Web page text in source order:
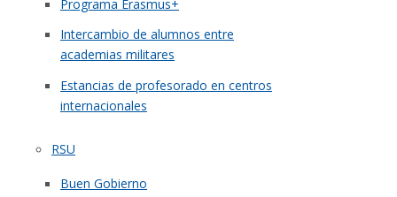
Programa Erasmus+
Intercambio de alumnos entre
academias militares
Estancias de profesorado en centros
internacionales
RSU
Buen Gobierno